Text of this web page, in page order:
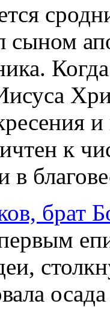
сыном
к
в
брат